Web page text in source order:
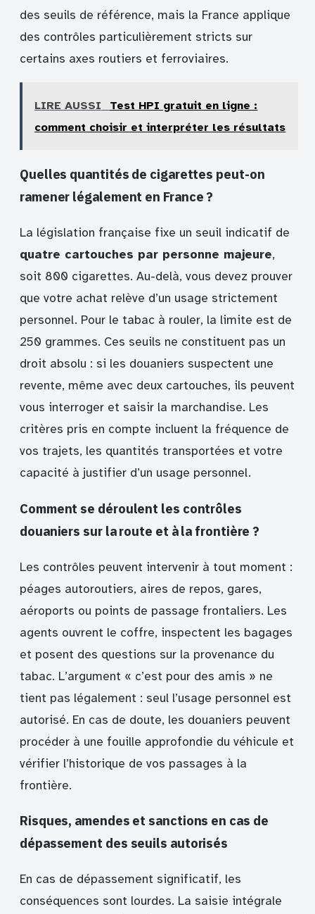
des seuils de référence, mais la France applique
des contrôles particulièrement stricts sur
certains axes routiers et ferroviaires.
LIRE AUSSI
Test HPI gratuit en ligne :
comment choisir et interpréter les résultats
Quelles quantités de cigarettes peut-on
ramener légalement en France ?
La législation française fixe un seuil indicatif de
quatre cartouches par personne majeure,
soit 800 cigarettes. Au-delà, vous devez prouver
que votre achat relève d’un usage strictement
personnel. Pour le tabac à rouler, la limite est de
250 grammes. Ces seuils ne constituent pas un
droit absolu : si les douaniers suspectent une
revente, même avec deux cartouches, ils peuvent
vous interroger et saisir la marchandise. Les
critères pris en compte incluent la fréquence de
vos trajets, les quantités transportées et votre
capacité à justifier d’un usage personnel.
Comment se déroulent les contrôles
douaniers sur la route et à la frontière ?
Les contrôles peuvent intervenir à tout moment :
péages autoroutiers, aires de repos, gares,
aéroports ou points de passage frontaliers. Les
agents ouvrent le coffre, inspectent les bagages
et posent des questions sur la provenance du
tabac. L’argument « c’est pour des amis » ne
tient pas légalement : seul l’usage personnel est
autorisé. En cas de doute, les douaniers peuvent
procéder à une fouille approfondie du véhicule et
vérifier l’historique de vos passages à la
frontière.
Risques, amendes et sanctions en cas de
dépassement des seuils autorisés
En cas de dépassement significatif, les
conséquences sont lourdes. La saisie intégrale